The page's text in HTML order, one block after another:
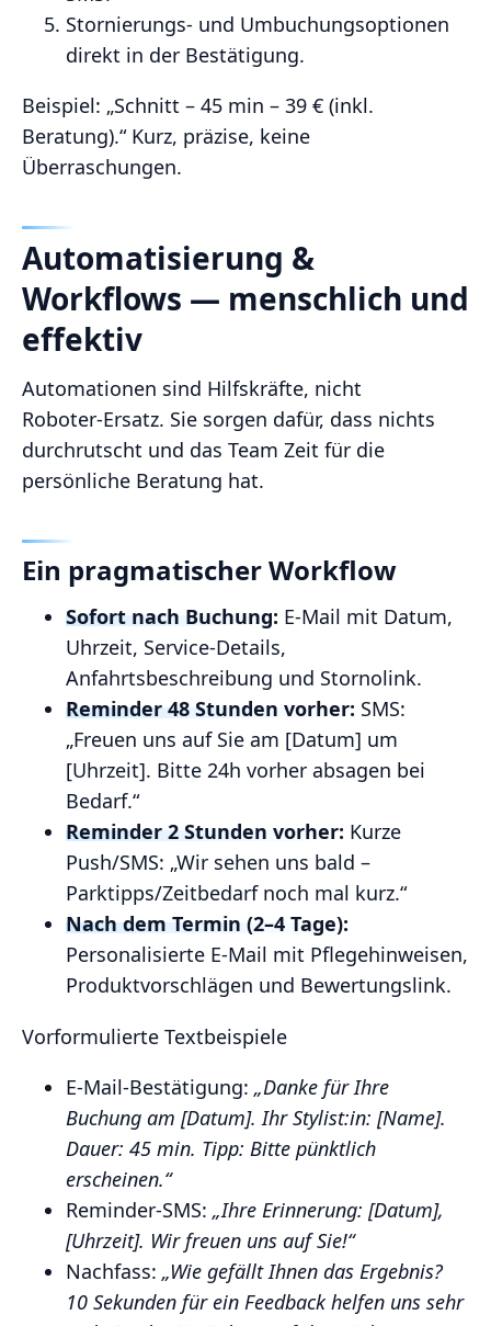
Stornierungs‑ und Umbuchungsoptionen
direkt in der Bestätigung.
Beispiel: „Schnitt – 45 min – 39 € (inkl.
Beratung).“ Kurz, präzise, keine
Überraschungen.
Automatisierung &
Workflows — menschlich und
effektiv
Automationen sind Hilfskräfte, nicht
Roboter‑Ersatz. Sie sorgen dafür, dass nichts
durchrutscht und das Team Zeit für die
persönliche Beratung hat.
Ein pragmatischer Workflow
Sofort nach Buchung: E‑Mail mit Datum,
Uhrzeit, Service‑Details,
Anfahrtsbeschreibung und Stornolink.
Reminder 48 Stunden vorher: SMS:
„Freuen uns auf Sie am [Datum] um
[Uhrzeit]. Bitte 24h vorher absagen bei
Bedarf.“
Reminder 2 Stunden vorher: Kurze
Push/SMS: „Wir sehen uns bald –
Parktipps/Zeitbedarf noch mal kurz.“
Nach dem Termin (2–4 Tage):
Personalisierte E‑Mail mit Pflegehinweisen,
Produktvorschlägen und Bewertungslink.
Vorformulierte Textbeispiele
E‑Mail‑Bestätigung: „Danke für Ihre
Buchung am [Datum]. Ihr Stylist:in: [Name].
Dauer: 45 min. Tipp: Bitte pünktlich
erscheinen.“
Reminder‑SMS: „Ihre Erinnerung: [Datum],
[Uhrzeit]. Wir freuen uns auf Sie!“
Nachfass: „Wie gefällt Ihnen das Ergebnis?
10 Sekunden für ein Feedback helfen uns sehr